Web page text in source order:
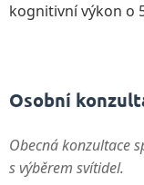
kognitivní výkon o
Osobní
Obecná konzultace
s výběrem svítidel.